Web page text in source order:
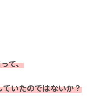
て、
ていたのではないか？